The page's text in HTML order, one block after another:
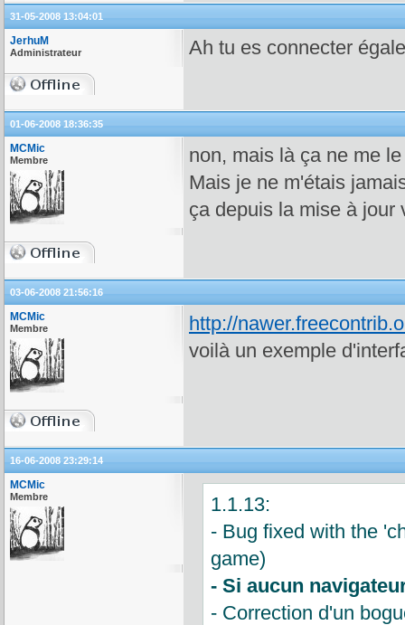
31-05-2008 13:04:01
JerhuM
Administrateur Ah tu es connecter
01-06-2008 18:36:35
MCMic
Membre
non, mais là ça ne me
Mais je ne m'étais
ça depuis la mise à jour
03-06-2008 21:56:16
MCMic
Membre
http://
voilà un exemple
16-06-2008 23:29:14
MCMic
Membre
1.1.13:
- Bug fixed with the
game)
- Si aucun
- Correction d'un